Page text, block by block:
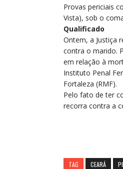
Provas periciais
Vista), sob o
Qualificado
Ontem, a Justiça
contra o marido.
em relação à
Instituto Penal
Fortaleza (RMF).
Pelo fato de ter
recorra contra a
TAG CEARÁ